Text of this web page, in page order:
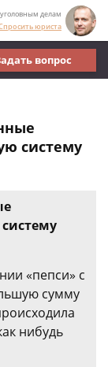
делам
юриста
вопрос
систему
«пепси» с
сумму
нибудь